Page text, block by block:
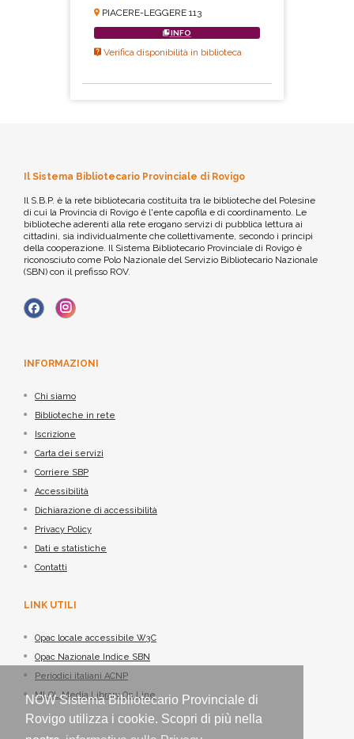
NOW Sistema Bibliotecario Provinciale di
Rovigo utilizza i cookie. Scopri di più nella
PIACERE-LEGGERE 113
INFO
Verifica disponibilità in biblioteca
Il Sistema Bibliotecario Provinciale di Rovigo
Il S.B.P. è la rete bibliotecaria costituita tra le biblioteche del Polesine
di cui la Provincia di Rovigo è l'ente capofila e di coordinamento. Le
biblioteche aderenti alla rete erogano servizi di pubblica lettura ai
cittadini, sia individualmente che collettivamente, secondo i principi
della cooperazione. Il Sistema Bibliotecario Provinciale di Rovigo è
riconosciuto come Polo Nazionale del Servizio Bibliotecario Nazionale
(SBN) con il prefisso ROV.
INFORMAZIONI
Chi siamo
Biblioteche in rete
Iscrizione
Carta dei servizi
Corriere SBP
Accessibilità
Dichiarazione di accessibilità
Privacy Policy
Dati e statistiche
Contatti
LINK UTILI
Opac locale accessibile W3C
Opac Nazionale Indice SBN
Periodici italiani ACNP
MLOL Media Library On Line